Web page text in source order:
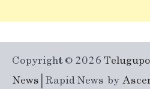
Copyright © 2026
News | Rapid News by